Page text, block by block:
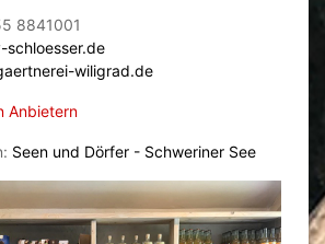
8841001
schloesser.de
wiligrad.de
Anbietern
Seen und Dörfer - Schweriner See